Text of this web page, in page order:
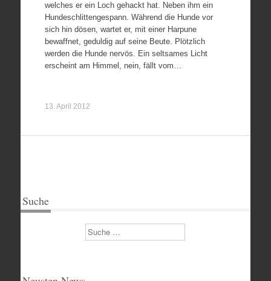
welches er ein Loch gehackt hat. Neben ihm ein
Hundeschlittengespann. Während die Hunde vor
sich hin dösen, wartet er, mit einer Harpune
bewaffnet, geduldig auf seine Beute. Plötzlich
werden die Hunde nervös. Ein seltsames Licht
erscheint am Himmel, nein, fällt vom…
13. April 2012
Suche
Suchen